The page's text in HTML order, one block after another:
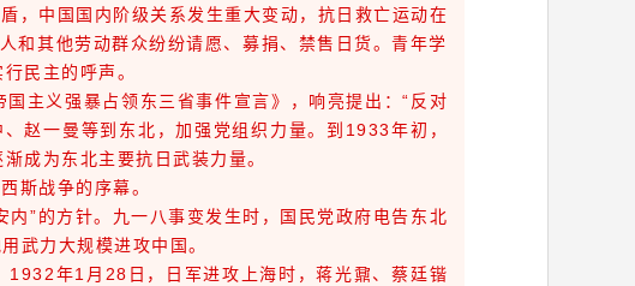
中国国内阶级关系发生重大变动，抗日救亡运动在
和其他劳动群众纷纷请愿、募捐、禁售日货。青年学
民主的呼声。
主义强暴占领东三省事件宣言》，响亮提出：“反对
赵一曼等到东北，加强党组织力量。到1933年初，
成为东北主要抗日武装力量。
斯战争的序幕。
”的方针。九一八事变发生时，国民党政府电告东北
武力大规模进攻中国。
年1月28日，日军进攻上海时，蒋光鼐、蔡廷锴